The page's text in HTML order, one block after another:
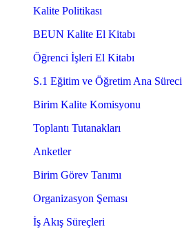
Kalite Politikası
BEUN Kalite El Kitabı
Öğrenci İşleri El Kitabı
S.1 Eğitim ve Öğretim Ana Süreci
Birim Kalite Komisyonu
Toplantı Tutanakları
Anketler
Birim Görev Tanımı
Organizasyon Şeması
İş Akış Süreçleri